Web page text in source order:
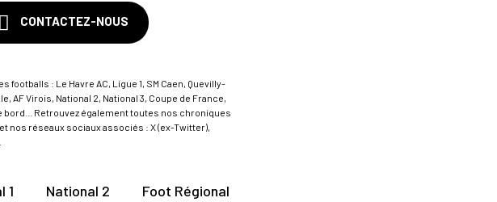
CONTACTEZ-NOUS
: Le Havre AC, Ligue 1, SM Caen, Quevilly-
AF Virois, National 2, National 3, Coupe de France,
bord... Retrouvez également toutes nos chroniques
nos réseaux sociaux associés : X (ex-Twitter),
1 National 2 Foot Régional